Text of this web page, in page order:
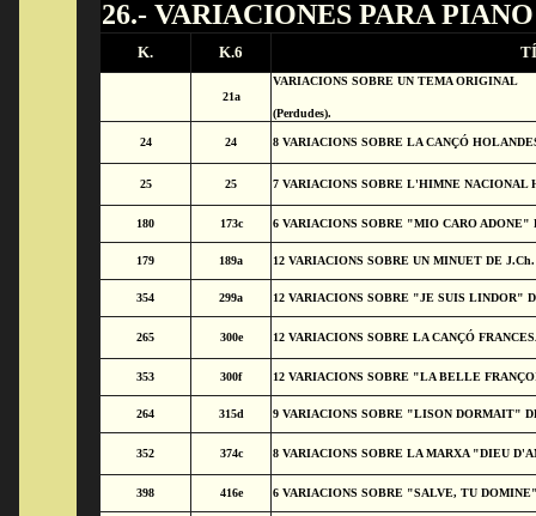
26.- VARIACIONES PARA PIANO
K. K.6
21a
VARIACIONS SOBRE UN TEMA ORIGINAL
(Perdudes).
24 24 8 VARIACIONS SOBRE LA CANÇÓ
25 25 7 VARIACIONS SOBRE L'HIMNE
180 173c 6 VARIACIONS SOBRE "MIO CARO ADONE"
179 189a 12 VARIACIONS SOBRE UN MINUET DE
354 299a 12 VARIACIONS SOBRE "JE SUIS LINDOR"
265 300e 12 VARIACIONS SOBRE LA CANÇÓ
353 300f 12 VARIACIONS SOBRE "LA BELLE
264 315d 9 VARIACIONS SOBRE "LISON DORMAIT"
352 374c 8 VARIACIONS SOBRE LA MARXA "DIEU
398 416e 6 VARIACIONS SOBRE "SALVE, TU